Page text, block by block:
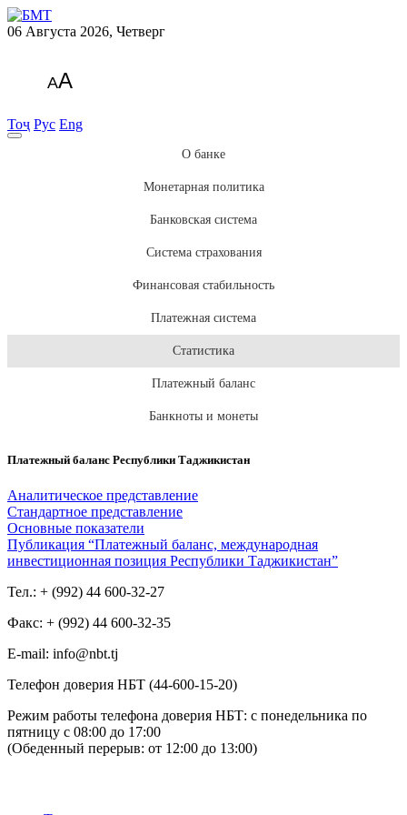
06 Августа 2026, Четверг
AA
Тоҷ Рус Eng
О банке
Монетарная политика
Банковская система
Система страхования
Финансовая стабильность
Платежная система
Статистика
Платежный баланс
Банкноты и монеты
Платежный баланс Республики Таджикистан
Аналитическое представление
Стандартное представление
Основные показатели
Публикация “Платежный баланс, международная
инвестиционная позиция Республики Таджикистан”
Тел.: + (992) 44 600-32-27
Факс: + (992) 44 600-32-35
Е-mail: info@nbt.tj
Телефон доверия НБТ (44-600-15-20)
Режим работы телефона доверия НБТ: с понедельника по
пятницу с 08:00 до 17:00
(Обеденный перерыв: от 12:00 до 13:00)